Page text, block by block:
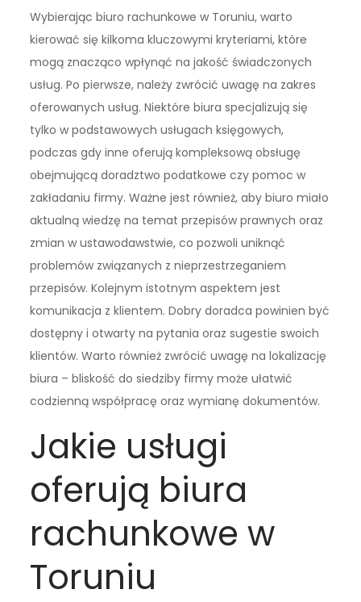
Wybierając biuro rachunkowe w Toruniu, warto
kierować się kilkoma kluczowymi kryteriami, które
mogą znacząco wpłynąć na jakość świadczonych
usług. Po pierwsze, należy zwrócić uwagę na zakres
oferowanych usług. Niektóre biura specjalizują się
tylko w podstawowych usługach księgowych,
podczas gdy inne oferują kompleksową obsługę
obejmującą doradztwo podatkowe czy pomoc w
zakładaniu firmy. Ważne jest również, aby biuro miało
aktualną wiedzę na temat przepisów prawnych oraz
zmian w ustawodawstwie, co pozwoli uniknąć
problemów związanych z nieprzestrzeganiem
przepisów. Kolejnym istotnym aspektem jest
komunikacja z klientem. Dobry doradca powinien być
dostępny i otwarty na pytania oraz sugestie swoich
klientów. Warto również zwrócić uwagę na lokalizację
biura – bliskość do siedziby firmy może ułatwić
codzienną współpracę oraz wymianę dokumentów.
Jakie usługi
oferują biura
rachunkowe w
Toruniu